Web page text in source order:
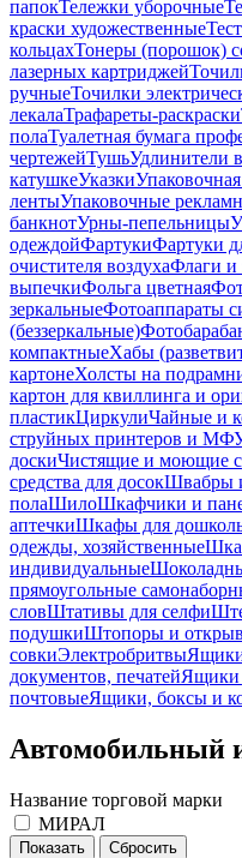
папокТележки уборочные
краски художественные
кольцахТонеры (порошок)
лазерных картриджей
ручныеТочилки
лекалаТрафареты-раскраски
полаТуалетная бумага
чертежейТушьУдлинители
катушкеУказки
лентыУпаковочные
банкнотУрны-пепельницы
одеждойФартукиФартуки
очистителя воздухаФлаги и
выпечкиФольга цветная
зеркальныеФотоаппараты
(беззеркальные)
компактныеХабы
картонеХолсты на
картон для квиллинга и
пластикЦиркулиЧайные и
струйных принтеров и
доскиЧистящие и моющие
средства для досокШвабры
полаШилоШкафчики и
аптечкиШкафы для
одежды, хозяйственные
индивидуальные
прямоугольные
словШтативы для селфи
подушкиШтопоры и
совкиЭлектробритвыЯщики
документов, печатейЯщики
почтовыеЯщики, боксы и
Автомобильный
Название торговой марки
МИРАЛ
Показать Сбросить